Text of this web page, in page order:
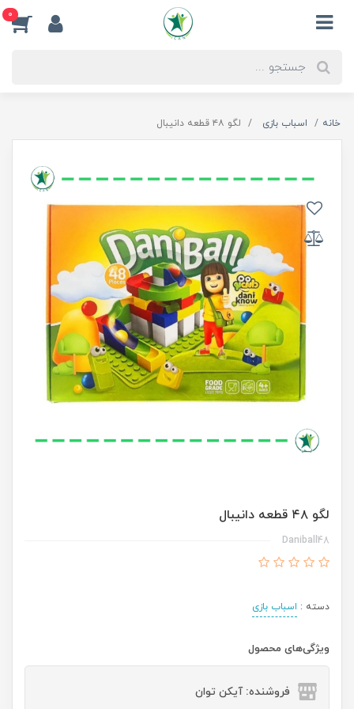
0
خانه اسباب بازی لگو ۴۸ قطعه دانیبال
لگو ۴۸ قطعه دانیبال
Daniball48
دسته : اسباب بازی
ویژگی‌های محصول
فروشنده: آیکن توان